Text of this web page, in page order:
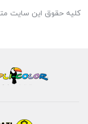
کلیه حقوق این سایت